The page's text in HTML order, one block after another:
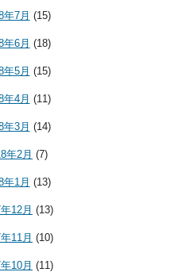
年7月 (15)
年6月 (18)
年5月 (15)
年4月 (11)
年3月 (14)
年2月 (7)
年1月 (13)
12月 (13)
11月 (10)
10月 (11)